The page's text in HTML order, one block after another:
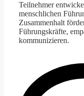
Teilnehmer
menschlichen
Zusammenhalt
Führungskräfte,
kommunizieren.